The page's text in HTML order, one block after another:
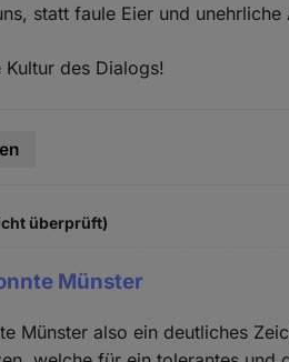
statt faule Eier und
des Dialogs!
überprüft)
Münster
Münster also ein deutliches